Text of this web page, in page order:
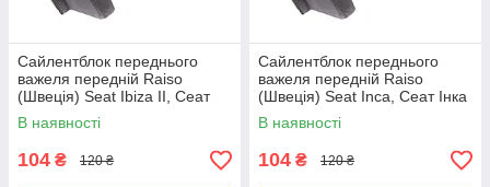
Сайлентблок переднього
важеля передній Raiso
(Швеція) Seat Ibiza II, Сеат
Ібіца 2 93-02 0#RL-1J0182V
UABOUHA4
В наявності
104 ₴ 120 ₴
Сайлентблок переднього
важеля передній Raiso
(Швеція) Seat Inca, Сеат Інка
95-03 #RL-1J0182V
UALRUOX4
В наявності
104 ₴ 120 ₴